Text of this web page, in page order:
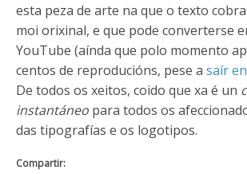
esta peza de arte na que o texto
moi orixinal, e que pode converterse
YouTube (aínda que polo momento
centos de reproducións, pese a saír
De todos os xeitos, coido que xa é un
instantáneo para todos os
das tipografías e os logotipos.
Compartir: